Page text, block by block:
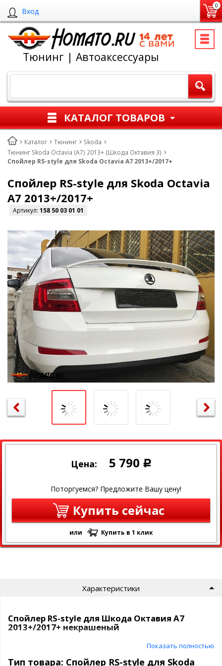
Вход
0
Тюнинг | Автоаксессуары
КАТАЛОГ ТОВАРОВ
Каталог Тюнинг
Skoda
Тюнинг Skoda Octavia (A7) 2013+ (Шкода Октавия 3)
Спойлер RS-style для Skoda Octavia A7 2013+/2017+
Спойлер RS-style для Skoda Octavia
A7 2013+/2017+
Артикул: 158 50 03 01 01
Цена: 5 790 Р
Поторгуемся? Предложите Вашу цену!
Купить сейчас
или Купить в 1 клик
Характеристики
Спойлер RS-style для Шкода Октавия А7
2013+/2017+ некрашеный
модель:
A7
Показать полностью
Тип товара: Спойлер RS-style для Skoda